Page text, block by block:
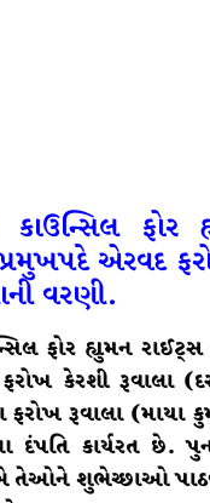
કાઉન્સિલ ફોર
એરવદ
વરણી.
ફોર હ્યુમન રાઈટ્સ
કેરશી રૂવાલા
ફરોખ રૂવાલા (માયા
કાર્યરત છે.
શુભેચ્છાઓ